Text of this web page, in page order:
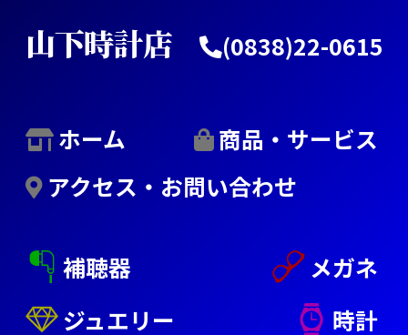
山下時計店 (0838)22-0615
ホーム
商品・サービス
アクセス・お問い合わせ
補聴器
メガネ
ジュエリー
時計